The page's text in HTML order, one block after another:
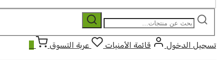
ابحث
بحث
تسجيل الدخول قائمة الأمنيات عربة التسوق